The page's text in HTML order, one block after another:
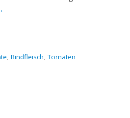
, Rindfleisch,Tomaten